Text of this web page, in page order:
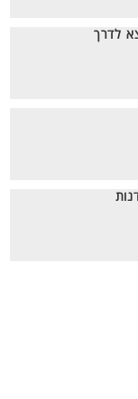
לדרך